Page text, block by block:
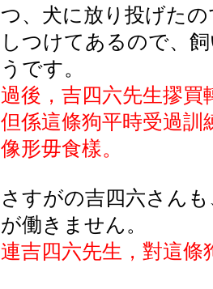
つ、犬に放り投げた
しつけてあるので、
うです。
過後，吉四六先生摎買
但係這條狗平時受過訓
像形毋食樣。
さすがの吉四六さん
が働きません。
連吉四六先生，對這條